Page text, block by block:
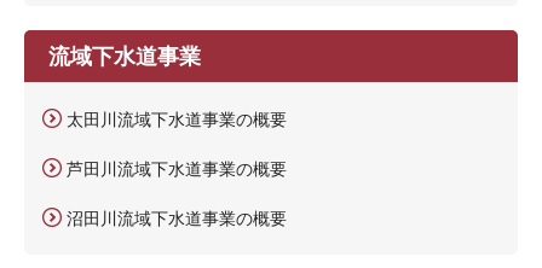
流域下水道事業
太田川流域下水道事業の概要
芦田川流域下水道事業の概要
沼田川流域下水道事業の概要